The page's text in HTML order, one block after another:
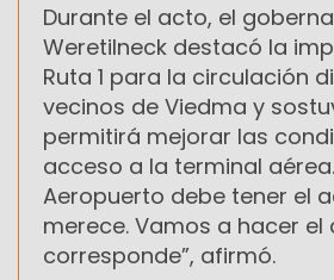
Durante el acto, el
Weretilneck destacó la
Ruta 1 para la circulación
vecinos de Viedma y
permitirá mejorar las
acceso a la terminal aérea.
Aeropuerto debe tener el
merece. Vamos a hacer
corresponde”, afirmó.